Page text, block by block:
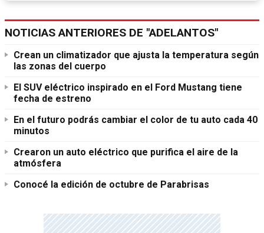
NOTICIAS ANTERIORES DE "ADELANTOS"
Crean un climatizador que ajusta la temperatura según
las zonas del cuerpo
El SUV eléctrico inspirado en el Ford Mustang tiene
fecha de estreno
En el futuro podrás cambiar el color de tu auto cada 40
minutos
Crearon un auto eléctrico que purifica el aire de la
atmósfera
Conocé la edición de octubre de Parabrisas